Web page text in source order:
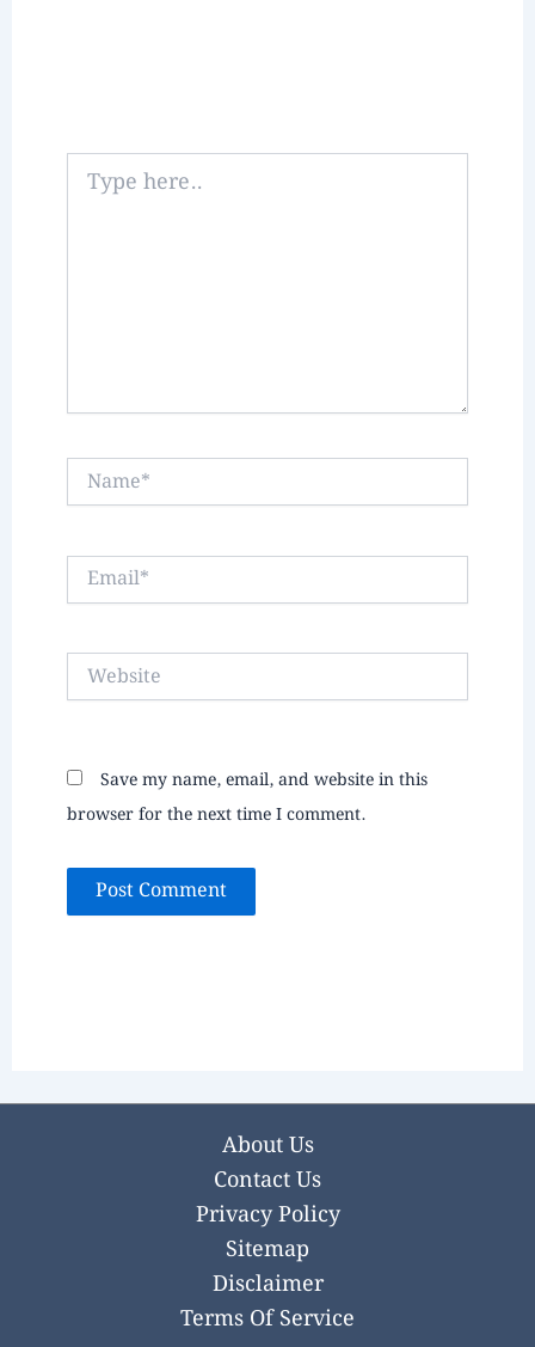
here..
Name*
Email*
Website
Save my name, email, and website in this
browser for the next time I comment.
About Us
Contact Us
Privacy Policy
Sitemap
Disclaimer
Terms Of Service